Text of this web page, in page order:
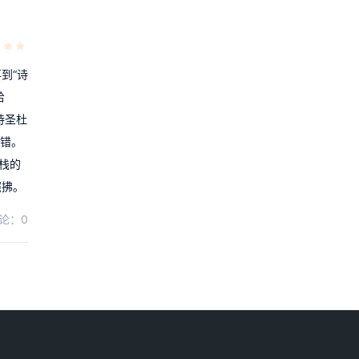
“诗
圣杜
。
的
。
：0